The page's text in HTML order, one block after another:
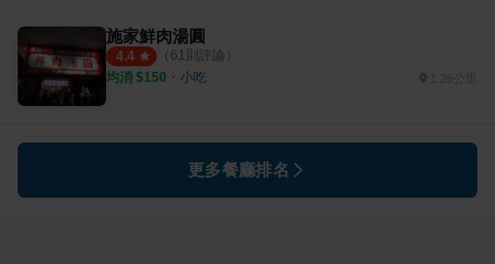
施家鮮肉湯圓
4.4 （ 61則評論）
均消 $150 ・ 小吃
更多餐廳排名